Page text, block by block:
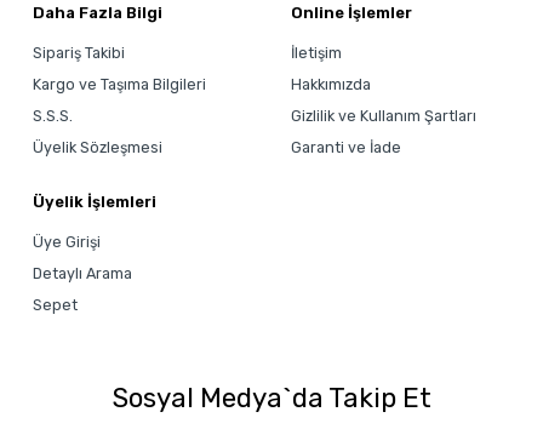
Daha Fazla Bilgi
Sipariş Takibi
Kargo ve Taşıma Bilgileri
S.S.S.
Üyelik Sözleşmesi
Online İşlemler
İletişim
Hakkımızda
Gizlilik ve Kullanım Şartları
Garanti ve İade
Üyelik İşlemleri
Üye Girişi
Detaylı Arama
Sepet
Sosyal Medya`da Takip Et